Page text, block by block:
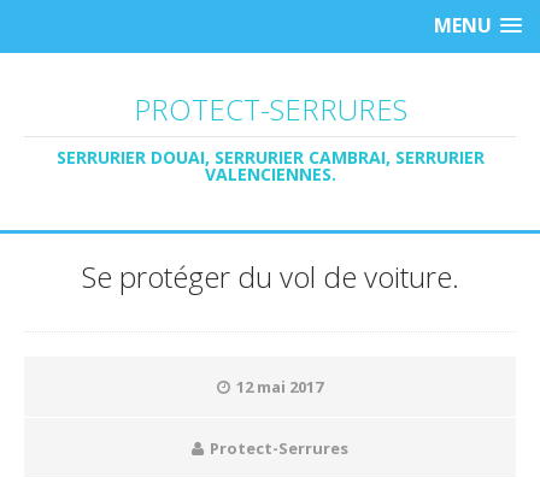
MENU
PROTECT-SERRURES
SERRURIER DOUAI, SERRURIER CAMBRAI, SERRURIER
VALENCIENNES.
Se protéger du vol de voiture.
12 mai 2017
Protect-Serrures